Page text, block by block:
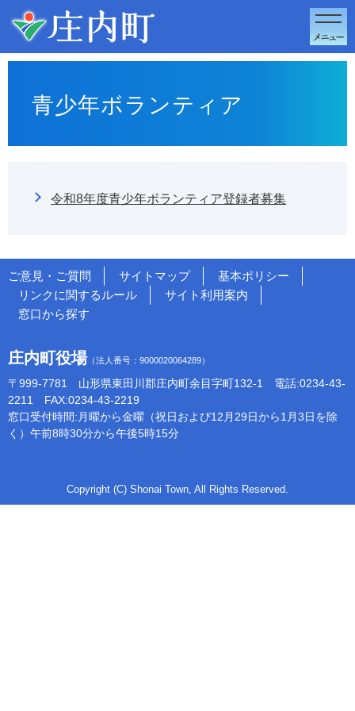
このページの本文へ移動
青少年ボランティア
令和8年度青少年ボランティア登録者募集
ご意見・ご質問 サイトマップ
基本ポリシー
リンクに関するルール
サイト利用案内
窓口から探す
庄内町役場（法人番号：9000020064289）
〒999-7781 山形県東田川郡庄内町余目字町132-1 電話:0234-43-
2211 FAX:0234-43-2219
窓口受付時間:月曜から金曜（祝日および12月29日から1月3日を除
く）午前8時30分から午後5時15分
Copyright (C) Shonai Town, All Rights Reserved.